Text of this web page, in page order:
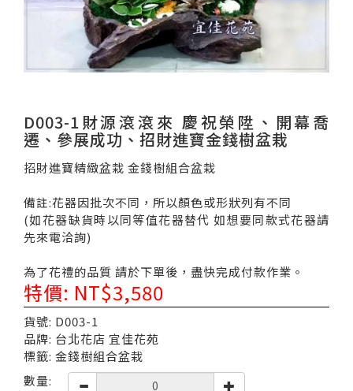
D003-1財源滾滾來 慶祝榮陞、開幕喬
遷、參展成功、招財進寶金錢樹盆栽
招財進寶精緻盆栽 金錢樹組合盆栽
備註:花器因批次不同，所以顏色或形狀列有不同
(如花器缺貨時以同等值花器替代 如想要同款式花器請
先來電洽詢)
為了花禮的品質 請於下單後，盡快完成付款作業。
特價: NT$3,580
貨號: D003-1
品牌: 台北花店 宜佳花苑
標籤: 金錢樹組合盆栽
數量: